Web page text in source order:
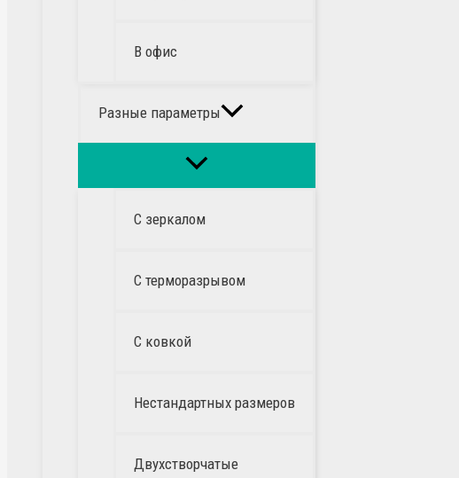
В офис
Разные параметры
С зеркалом
С терморазрывом
С ковкой
Нестандартных размеров
Двухстворчатые